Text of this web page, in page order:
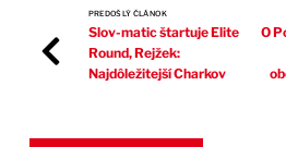
PREDOŠLÝ ČLÁNOK
Slov-matic štartuje Elite
Round, Rejžek:
Najdôležitejší Charkov
O